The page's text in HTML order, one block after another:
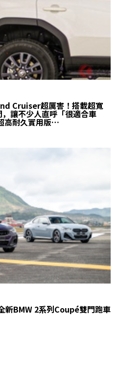
Cruiser超厲害！搭載超寬
讓不少人直呼「很適合車
高耐久實用版
新BMW 2系列Coupé雙門跑車